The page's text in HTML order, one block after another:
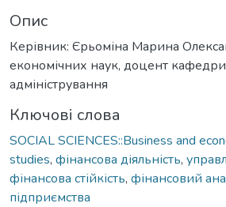
Опис
Керівник: Єрьоміна Марина
економічних наук, доцент кафедри
адміністрування
Ключові слова
SOCIAL SCIENCES::Business and
studies, фінансова діяльність,
фінансова стійкість, фінансовий
підприємства